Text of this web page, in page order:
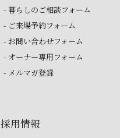
- 暮らしのご相談フォーム
- ご来場予約フォーム
- お問い合わせフォーム
- オーナー専用フォーム
- メルマガ登録
採用情報